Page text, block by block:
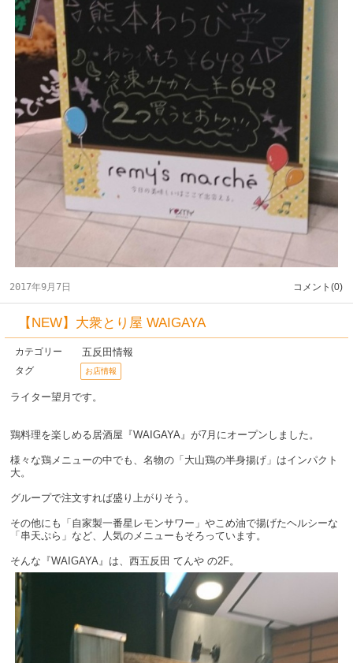
2017年9月7日 コメント(0)
【NEW】大衆とり屋 WAIGAYA
カテゴリー 五反田情報
タグ お店情報
ライター望月です。
鶏料理を楽しめる居酒屋『WAIGAYA』が7月にオープンしました。
様々な鶏メニューの中でも、名物の「大山鶏の半身揚げ」はインパクト
大。
グループで注文すれば盛り上がりそう。
その他にも「自家製一番星レモンサワー」やこめ油で揚げたヘルシーな
「串天ぷら」など、人気のメニューもそろっています。
そんな『WAIGAYA』は、西五反田 てんや の2F。